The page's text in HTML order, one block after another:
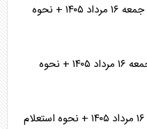
جدول قطعی برق استان فارس فردا جمعه ۱۶ مرداد ۱۴۰۵ + نحوه
جدول قطعی برق استان البرز فردا جمعه ۱۶ مرداد ۱۴۰۵ + نحوه